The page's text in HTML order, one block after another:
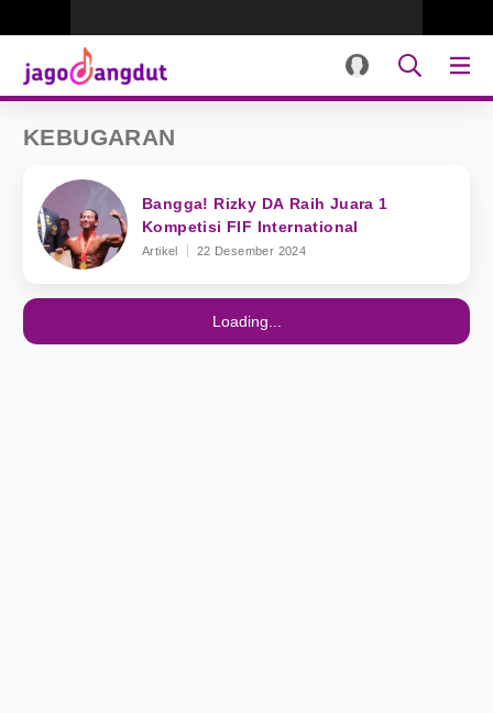
KEBUGARAN
Bangga! Rizky DA Raih Juara 1
Kompetisi FIF International
Artikel 22 Desember 2024
Loading...